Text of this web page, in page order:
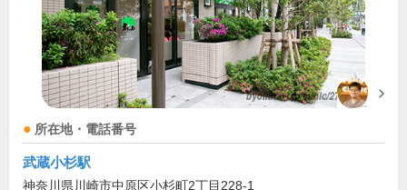
所在地・電話番号
武蔵小杉駅
神奈川県川崎市中原区小杉町2丁目228-1